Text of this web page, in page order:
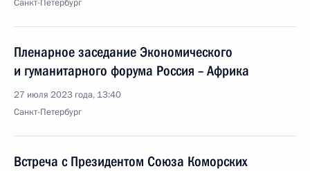
Санкт-Петербург
Пленарное заседание Экономического
и гуманитарного форума Россия – Африка
27 июля 2023 года, 13:40
Санкт-Петербург
Встреча с Президентом Союза Коморских